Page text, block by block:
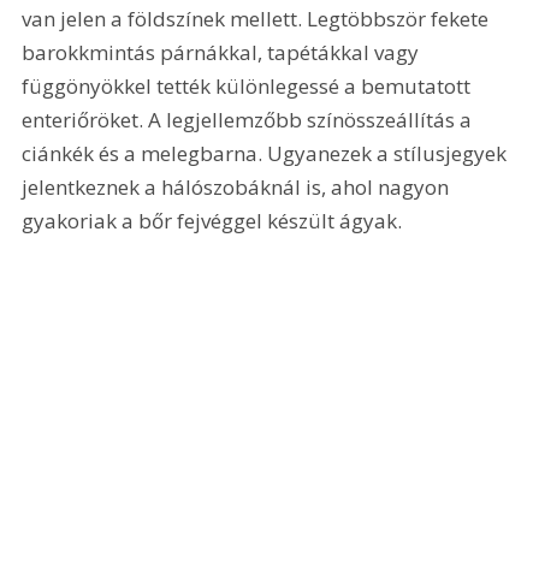
van jelen a földszínek mellett. Legtöbbször fekete
barokkmintás párnákkal, tapétákkal vagy
függönyökkel tették különlegessé a bemutatott
enteriőröket. A legjellemzőbb színösszeállítás a
ciánkék és a melegbarna. Ugyanezek a stílusjegyek
jelentkeznek a hálószobáknál is, ahol nagyon
gyakoriak a bőr fejvéggel készült ágyak.